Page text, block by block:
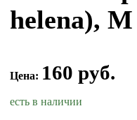
helena), M
Цена: 160 руб.
есть в наличии